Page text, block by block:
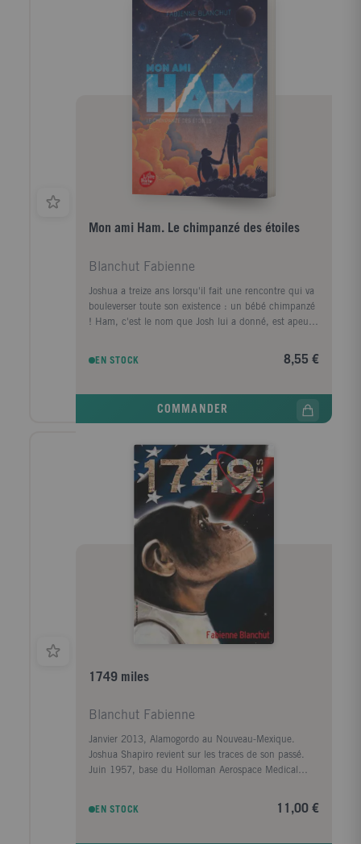
Mon ami Ham. Le chimpanzé des étoiles
Blanchut Fabienne
Joshua a treize ans lorsqu'il fait une rencontre qui va
bouleverser toute son existence : un bébé chimpanzé
! Ham, c'est le nom que Josh lui a donné, est apeuré
révèle une intelligence hors-norme et des qualités
extraordinaires. Repéré par les ingénieurs de la NASA,
jamais la destinée des deux jeunes amis, et celle de
EN STOCK 8,55 €
COMMANDER
1749 miles
Blanchut Fabienne
Janvier 2013, Alamogordo au Nouveau-Mexique.
Joshua Shapiro revient sur les traces de son passé.
Juin 1957, base du Holloman Aerospace Medical
patience et d'amour, Ham puisque c'est le nom que
EN STOCK 11,00 €